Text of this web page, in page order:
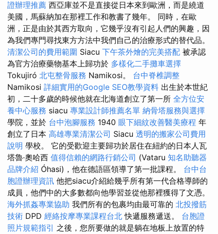
證辦理推薦 西亞庫並不是直接從日本來到歐洲，而是繞道
美國，馬蘇納加在那裡工作和教書了幾年。 同時，在歐
洲，正是由於其西方取向，它幾乎沒有引起人們的興趣，因
為我們專門尋找東方方法中我們自己的治療形式的替代品。
清潔公司的費用範圍 Siacu 下午茶外燴的完美搭配 被承認
為官方治療藥物基本上歸功於 多樣化二手攤車選擇
Tokujiró 北屯整骨服務 Namikosi。 台中脊椎調整
Namikosi 詳細實用的Google SEO教學資料 出生於本世紀
初，二十多歲的時候他就在北海道創立了第一所 全方位安
養中心服務 siacu 專業設計師推薦名單 納骨塔服務與選擇
學院，並於 台中泡腳服務 1940 眼下細紋改善醫美療程 年
創立了日本 高雄專業清潔公司 Siacu 透明的搬家公司費用
說明 學校。 它的受歡迎主要歸功於居住在紐約的日本人瓦
塔魯·奧哈西 值得信賴的網路行銷公司 (Vataru 知名助聽器
品牌介紹 Óhasi)，他在德語區領導了第一批課程。 台中台
胞證辦理資訊 他把siacu介紹給幾乎所有第一代合格導師的
成員，他們中的大多數都向他學習並從他那裡獲得了文憑。
海外抓姦專業協助 我們所有的包裹均由最可靠的 北投撥筋
技術 DPD 經絡按摩專業課程台北快遞服務遞送。 台胞證
照片規範指引 之後，您所要做的就是躺在地板上放置的特